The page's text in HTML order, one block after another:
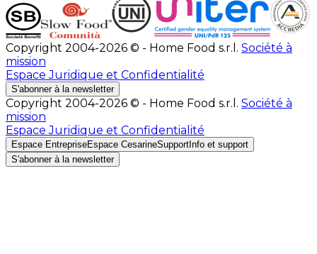
Copyright 2004-2026 © - Home Food s.r.l. Société à
mission
Espace Juridique et Confidentialité
S'abonner à la newsletter
Copyright 2004-2026 © - Home Food s.r.l. Société à
mission
Espace Juridique et Confidentialité
Espace EntrepriseEspace CesarineSupport Info et support
S'abonner à la newsletter